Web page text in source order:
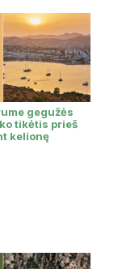
gegužės
tikėtis prieš
kelionę